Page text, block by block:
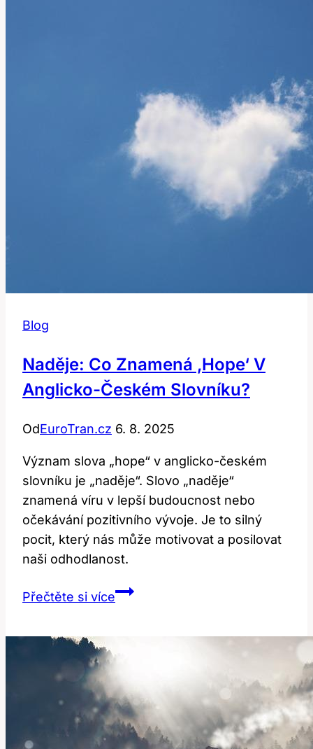
Blog
Naděje: Co Znamená ‚hope‘ V
Anglicko-Českém Slovníku?
OdEuroTran.cz 6. 8. 2025
Význam slova „hope“ v anglicko-českém
slovníku je „naděje“. Slovo „naděje“
znamená víru v lepší budoucnost nebo
očekávání pozitivního vývoje. Je to silný
pocit, který nás může motivovat a posilovat
naši odhodlanost.
Přečtěte si víceNaděje:
Anglicko-
Českém
Slovníku?